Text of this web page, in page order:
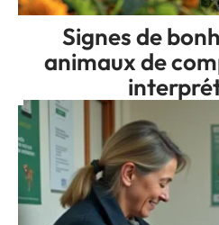
Signes de
animaux de